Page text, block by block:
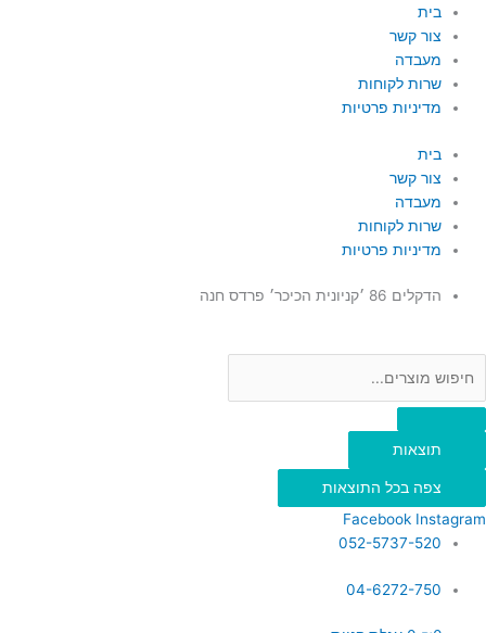
דילוג
לתוכן
בית
צור קשר
מעבדה
שרות לקוחות
מדיניות פרטיות
בית
צור קשר
מעבדה
שרות לקוחות
מדיניות פרטיות
הדקלים 86 ׳קניונית הכיכר׳ פרדס חנה
Search
תוצאות
צפה בכל התוצאות
Facebook Instagram
052-5737-520
04-6272-750
Search